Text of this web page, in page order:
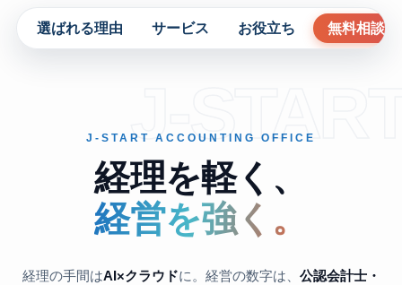
選ばれる理由 サービス お役立ち 無料相談
J-
J-START ACCOUNTING OFFICE
経理を軽く、
経営を強く。
経理の手間はAI×クラウドに。経営の数字は、 公認会計士・